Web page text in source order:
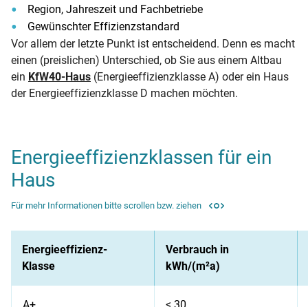
Region, Jahreszeit und Fachbetriebe
Gewünschter Effizienzstandard
Vor allem der letzte Punkt ist entscheidend. Denn es macht
einen (preislichen) Unterschied, ob Sie aus einem Altbau
ein KfW40-Haus (Energieeffizienzklasse A) oder ein Haus
der Energieeffizienzklasse D machen möchten.
Energieeffizienzklassen für ein
Haus
Für mehr Informationen bitte scrollen bzw. ziehen
Energieeffizienz-
Klasse
Verbrauch in
kWh/(m²a)